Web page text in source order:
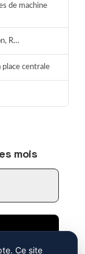
de machine
R…
place centrale
mois
Ce site